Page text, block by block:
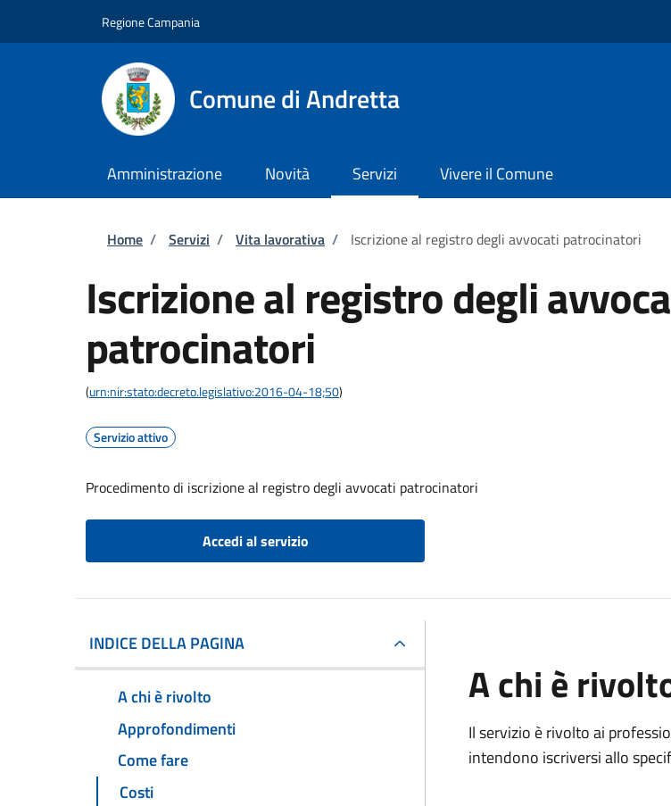
Regione Campania
Comune di Andretta
Amministrazione Novità Servizi Vivere il Comune
Briciole di pane
Home / Servizi / Vita lavorativa / Iscrizione al registro degli avvocati patrocinatori
Iscrizione al registro degli
patrocinatori
(urn:nir:stato:decreto.legislativo:2016-04-18;50)
Servizio attivo
Procedimento di iscrizione al registro degli avvocati patrocinatori
Accedi al servizio
INDICE DELLA PAGINA
A chi è rivolto
Approfondimenti
Come fare
Costi
A chi è
Il servizio è rivolto ai
intendono iscriversi allo